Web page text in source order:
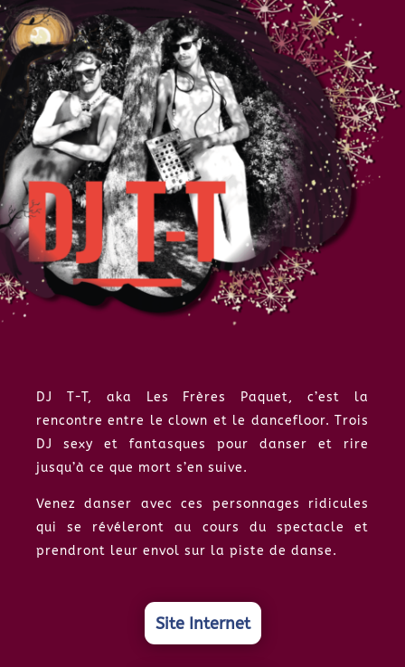
DJ T-T, aka Les Frères Paquet, c’est la
rencontre entre le clown et le dancefloor. Trois
DJ sexy et fantasques pour danser et rire
jusqu’à ce que mort s’en suive.
Venez danser avec ces personnages ridicules
qui se révéleront au cours du spectacle et
prendront leur envol sur la piste de danse.
Site Internet